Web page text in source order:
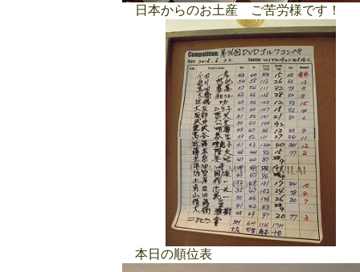
日本からのお土産 ご苦労様です！
本日の順位表